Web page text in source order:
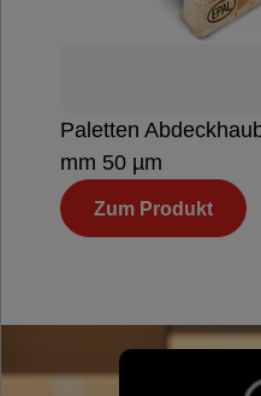
Paletten
mm 50 µm
Zum Produkt